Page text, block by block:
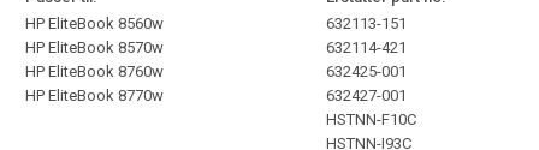
HP EliteBook 8560w
HP EliteBook 8570w
HP EliteBook 8760w
HP EliteBook 8770w
632113-151
632114-421
632425-001
632427-001
HSTNN-F10C
HSTNN-I93C